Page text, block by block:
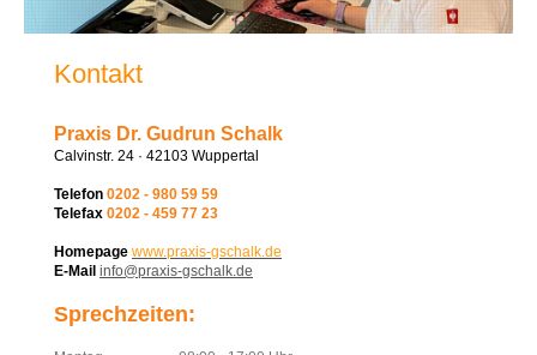
Kontakt
Praxis Dr. Gudrun Schalk
Calvinstr. 24 · 42103 Wuppertal
Telefon 0202 - 980 59 59
Telefax 0202 - 459 77 23
Homepage www.praxis-gschalk.de
E-Mail info@praxis-gschalk.de
Sprechzeiten: